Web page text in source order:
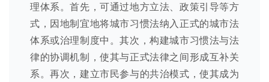
理体系。首先，可通过地方立法、政策引导等方
式，因地制宜地将城市习惯法纳入正式的城市法
体系或治理制度中。其次，构建城市习惯法与法
律的协调机制，使其与正式法律之间形成互补关
系。再次，建立市民参与的共治模式，使其成为